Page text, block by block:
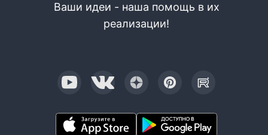
Ваши идеи - наша помощь в их
реализации!